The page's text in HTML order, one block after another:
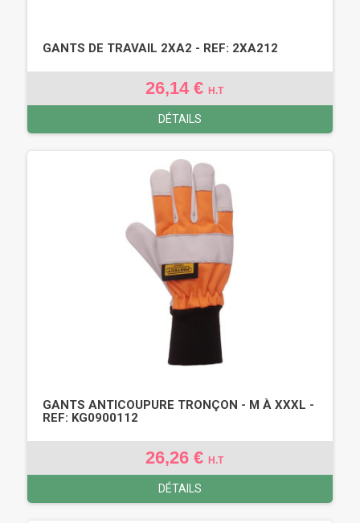
GANTS DE TRAVAIL 2XA2 - REF: 2XA212
26,14 € H.T
DÉTAILS
GANTS ANTICOUPURE TRONÇON - M À XXXL -
REF: KG0900112
26,26 € H.T
DÉTAILS